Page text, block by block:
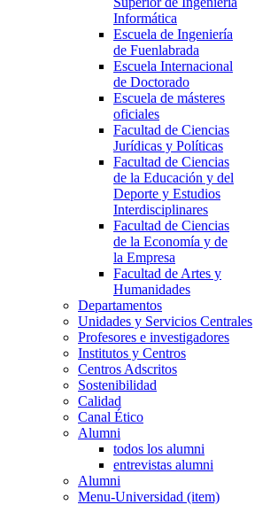
Informática
Escuela de Ingeniería
de Fuenlabrada
Escuela Internacional
de Doctorado
Escuela de másteres
oficiales
Facultad de Ciencias
Jurídicas y Políticas
Facultad de Ciencias
de la Educación y del
Deporte y Estudios
Interdisciplinares
Facultad de Ciencias
de la Economía y de
la Empresa
Facultad de Artes y
Humanidades
Departamentos
Unidades y Servicios Centrales
Profesores e investigadores
Institutos y Centros
Centros Adscritos
Sostenibilidad
Calidad
Canal Ético
Alumni
todos los alumni
entrevistas alumni
Alumni
Menu-Universidad (item)